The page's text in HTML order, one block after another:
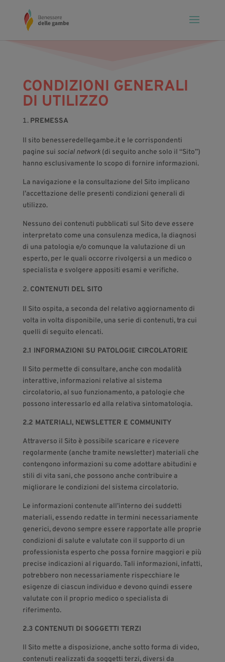
CONDIZIONI GENERALI
DI UTILIZZO
PREMESSA
Il sito benesseredellegambe.it e le corrispondenti
pagine sui social network(di seguito anche solo il “Sito”)
hanno esclusivamente lo scopo di fornire informazioni.
La navigazione e la consultazione del Sito implicano
l’accettazione delle presenti condizioni generali di
utilizzo.
Nessuno dei contenuti pubblicati sul Sito deve essere
interpretato come una consulenza medica, la diagnosi
di una patologia e/o comunque la valutazione di un
esperto, per le quali occorre rivolgersi a un medico o
specialista e svolgere appositi esami e verifiche.
CONTENUTI DEL SITO
Il Sito ospita, a seconda del relativo aggiornamento di
volta in volta disponibile, una serie di contenuti, tra cui
quelli di seguito elencati.
2.1 INFORMAZIONI SU PATOLOGIE CIRCOLATORIE
Il Sito permette di consultare, anche con modalità
interattive, informazioni relative al sistema
circolatorio, al suo funzionamento, a patologie che
possono interessarlo ed alla relativa sintomatologia.
2.2 MATERIALI, NEWSLETTER E COMMUNITY
Attraverso il Sito è possibile scaricare e ricevere
regolarmente (anche tramite newsletter) materiali che
contengono informazioni su come adottare abitudini e
stili di vita sani, che possono anche contribuire a
migliorare le condizioni del sistema circolatorio.
Le informazioni contenute all’interno dei suddetti
materiali, essendo redatte in termini necessariamente
generici, devono sempre essere rapportate alle proprie
condizioni di salute e valutate con il supporto di un
professionista esperto che possa fornire maggiori e più
precise indicazioni al riguardo. Tali informazioni, infatti,
potrebbero non necessariamente rispecchiare le
esigenze di ciascun individuo e devono quindi essere
valutate con il proprio medico o specialista di
riferimento.
2.3 CONTENUTI DI SOGGETTI TERZI
Il Sito mette a disposizione, anche sotto forma di video,
contenuti realizzati da soggetti terzi, diversi da